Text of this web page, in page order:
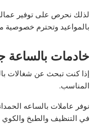
لذلك نحرص على توفير
بالمواعيد وتحترم خصوصية
خادمات بالساعة
إذا كنت تبحث عن شغالات
المناسب.
نوفر عاملات بالساعه
في التنظيف والطبخ والكوي